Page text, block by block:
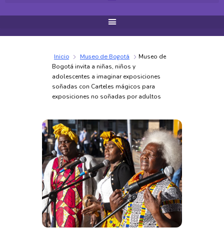
Inicio Museo de Bogotá
Museo de
Bogotá invita a niñas, niños y
adolescentes a imaginar exposiciones
soñadas con Carteles mágicos para
exposiciones no soñadas por adultos